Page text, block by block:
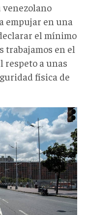
empujar en una
el mínimo
trabajamos en el
respeto a unas
física de